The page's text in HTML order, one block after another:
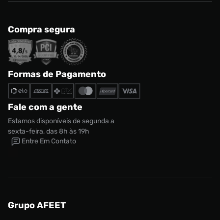
Compra segura
Formas de Pagamento
Fale com a gente
Estamos disponíveis de segunda a
sexta-feira, das 8h às 19h
Entre Em Contato
Grupo AFEET